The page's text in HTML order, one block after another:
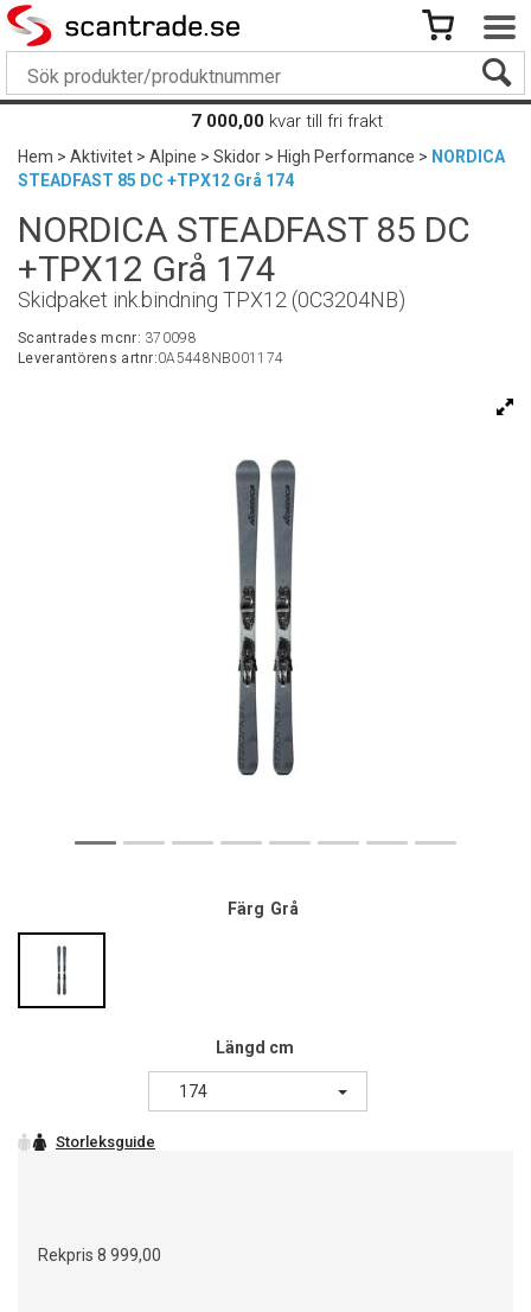
7 000,00 kvar till fri frakt
Hem>Aktivitet>Alpine>Skidor>High Performance> NORDICA
STEADFAST 85 DC +TPX12 Grå 174
NORDICA STEADFAST 85 DC
+TPX12 Grå 174
Skidpaket ink.bindning TPX12 (0C3204NB)
Scantrades mcnr: 370098
Leverantörens artnr:0A5448NB001174
Färg Grå
Längd cm
174
Rekpris 8 999,00